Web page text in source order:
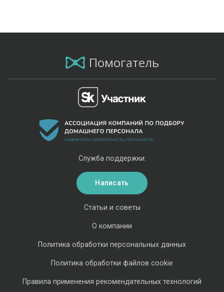
Помогатель
Статьи и советы
О компании
Политика обработки персональных данных
Политика обработки файлов cookie
Правила применения рекомендательных технологий
Служба поддержки:
Написать